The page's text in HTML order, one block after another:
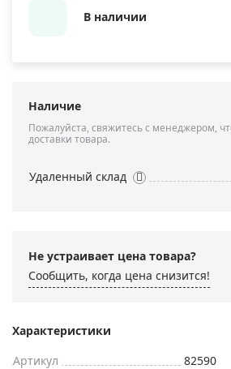
В наличии
Наличие
Пожалуйста, свяжитесь с менеджером,
доставки товара.
Удаленный склад
Не устраивает цена товара?
Сообщить, когда цена снизится!
Характеристики
Артикул
82590